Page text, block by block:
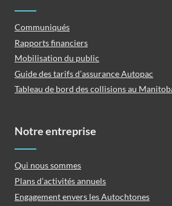
Communiqués
Rapports financiers
Mobilisation du public
Guide des tarifs d’assurance Autopac
Tableau de bord des collisions au
Notre entreprise
Qui nous sommes
Plans d’activités annuels
Engagement envers les Autochtones